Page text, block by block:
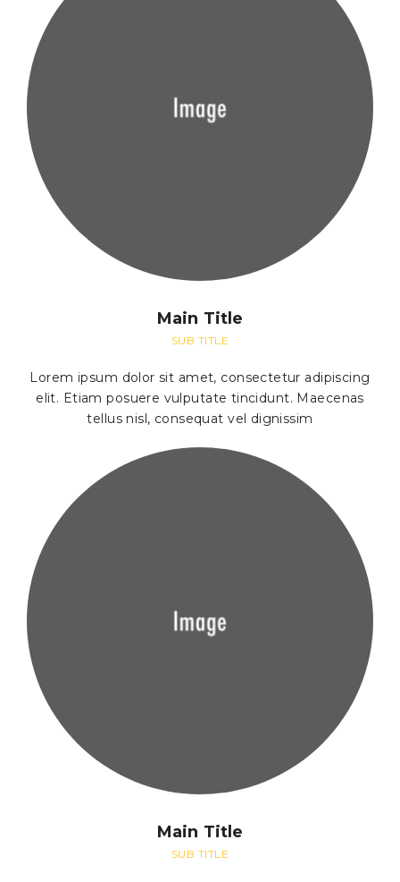
Main Title
SUB TITLE
Lorem ipsum dolor sit amet, consectetur adipiscing
elit. Etiam posuere vulputate tincidunt. Maecenas
tellus nisl, consequat vel dignissim
Main Title
SUB TITLE